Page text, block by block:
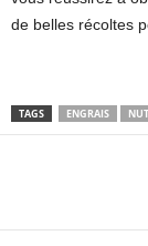
de belles récoltes
TAGS ENGRAIS